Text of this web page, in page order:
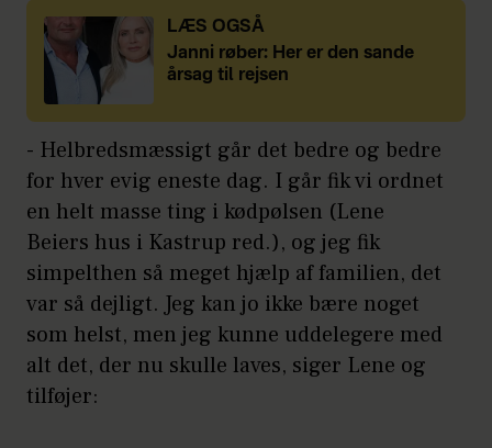
LÆS OGSÅ
Janni røber: Her er den sande
årsag til rejsen
- Helbredsmæssigt går det bedre og bedre
for hver evig eneste dag. I går fik vi ordnet
en helt masse ting i kødpølsen (Lene
Beiers hus i Kastrup red.), og jeg fik
simpelthen så meget hjælp af familien, det
var så dejligt. Jeg kan jo ikke bære noget
som helst, men jeg kunne uddelegere med
alt det, der nu skulle laves, siger Lene og
tilføjer: